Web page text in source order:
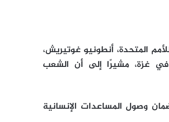
المتحدة، أنطونيو غوتيريش،
في غزة، مشيرًا إلى أن الشعب
وصول المساعدات الإنسانية